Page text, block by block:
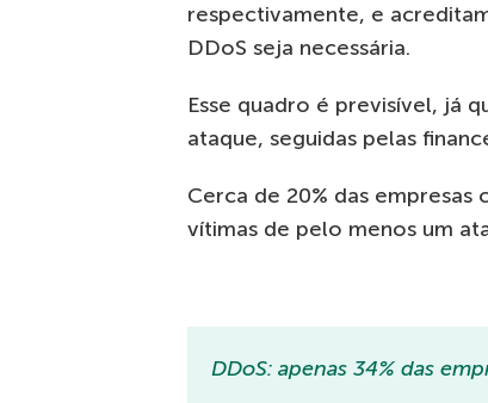
respectivamente, e
DDoS seja necessária.
Esse quadro é previsível, já
ataque, seguidas pelas
Cerca de 20% das
vítimas de pelo menos um
DDoS: apenas 34% das